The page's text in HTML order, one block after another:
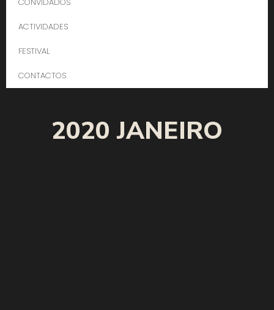
ACTIVIDADES
FESTIVAL
CONTACTOS
2020 JANEIRO